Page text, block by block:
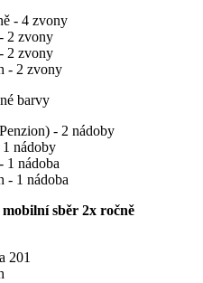
- 4 zvony
2 zvony
2 zvony
- 2 zvony
barvy
- 2 nádoby
nádoby
1 nádoba
- 1 nádoba
mobilní sběr 2x ročně
201